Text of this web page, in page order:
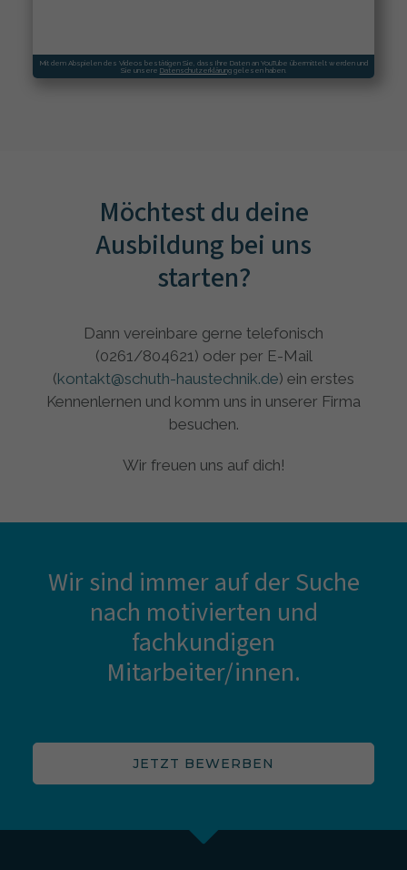
Mit dem Abspielen des Videos bestätigen Sie, dass Ihre Daten an YouTube übermittelt werden und
Sie unsere Datenschutzerklärunggelesen haben.
Möchtest du deine
Ausbildung bei uns
starten?
Dann vereinbare gerne telefonisch
(0261/804621) oder per E-Mail
(kontakt@schuth-haustechnik.de) ein erstes
Kennenlernen und komm uns in unserer Firma
besuchen.
Wir freuen uns auf dich!
Wir sind immer auf der Suche
nach motivierten und
fachkundigen
Mitarbeiter/innen.
JETZT BEWERBEN